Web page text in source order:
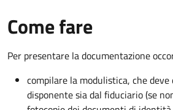
Come fare
Per presentare la documentazione
compilare la modulistica, che
disponente sia dal fiduciario (se